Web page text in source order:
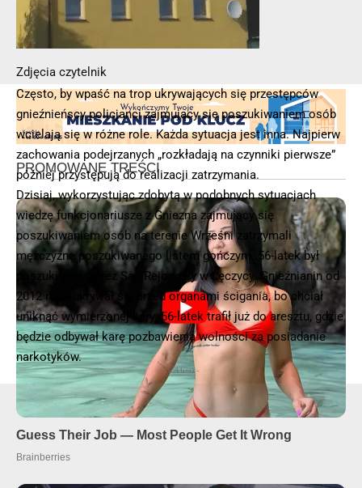
Zdjęcia czytelnik
Często, by wpaść na trop ukrywających się przestępców
gnieźnieńscy policjanci zajmujący się poszukiwaniem osób
wcielają się w różne role. Każda sytuacja jest inna. Najpierw
zachowania podejrzanych „rozkładają na czynniki pierwsze”
później przystępują do realizacji zatrzymania.
Dzisiaj, wykorzystując zdobytą w podobnych sytuacjach
wiedzę funkcjonariusze z Gniezna zajmujący się
poszukiwaniem osób na terenie Wrześni zatrzymali
mężczyznę poszukiwanego listem gończym. 56-latek był
poszukiwany przez Sąd Rejonowy w Łęczycy. Gnieźnianin od
2012 roku ukrywał się przed organami ścigania, bo chciał
uniknąć wymierzonej kary. 56-latek trafił już do aresztu, gdzie
będzie odbywał karę pozbawienia wolności za posiadanie
narkotyków.
- Reklama -